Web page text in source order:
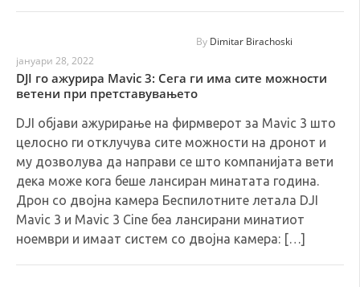
By Dimitar Birachoski
јануари 28, 2022
DJI го ажурира Mavic 3: Сега ги има сите можности
ветени при претставувањето
DJI објави ажурирање на фирмверот за Mavic 3 што
целосно ги отклучува сите можности на дронот и
му дозволува да направи се што компанијата вети
дека може кога беше лансиран минатата година.
Дрон со двојна камера Беспилотните летала DJI
Mavic 3 и Mavic 3 Cine беа лансирани минатиот
ноември и имаат систем со двојна камера: […]